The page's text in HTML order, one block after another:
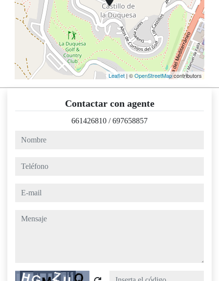
Leaflet | ©OpenStreetMapcontributors
Contactar con agente
661426810 /697658857
nombre
teléfono
e-mail
mensaje
Captcha